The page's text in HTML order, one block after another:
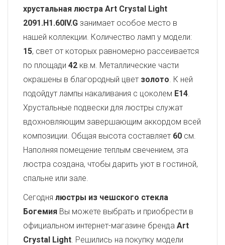
хрустальная люстра Art Crystal Light
2091.H1.60IV.G занимает особое место в
нашей коллекции. Количество ламп у модели:
15, свет от которых равномерно рассеивается
по площади 42 кв.м. Металлические части
окрашены в благородный цвет золото. К ней
подойдут лампы накаливания с цоколем E14.
Хрустальные подвески для люстры служат
вдохновляющим завершающим аккордом всей
композиции. Общая высота составляет 60 см.
Наполняя помещение теплым свечением, эта
люстра создана, чтобы дарить уют в гостиной,
спальне или зале.
Сегодня люстры из чешского стекла
Богемия Вы можете выбрать и приобрести в
официальном интернет-магазине бренда Art
Crystal Light. Решились на покупку модели